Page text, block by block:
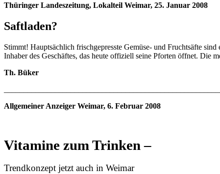
Thüringer Landeszeitung, Lokalteil Weimar, 25. Januar 2008
Saftladen?
Stimmt! Hauptsächlich frischgepresste Gemüse- und Fruchtsäfte
Inhaber des Geschäftes, das heute offiziell seine Pforten öffnet. Die
Th. Büker
Allgemeiner Anzeiger Weimar, 6. Februar 2008
Vitamine zum Trinken –
Trendkonzept jetzt auch in Weimar